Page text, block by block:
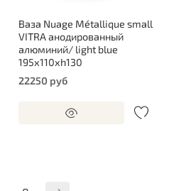
Ваза Nuage Métallique small
VITRA анодированный
алюминий/ light blue
195х110хh130
22250 руб